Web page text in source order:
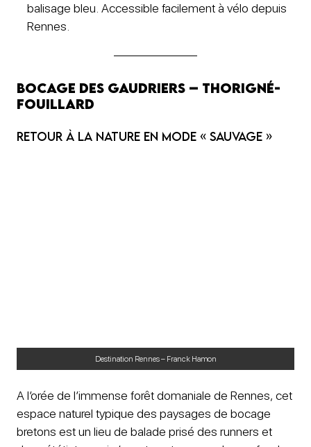
balisage bleu. Accessible facilement à vélo depuis
Rennes.
Bocage des Gaudriers – Thorigné-
Fouillard
Retour à la nature en mode « sauvage »
Destination Rennes – Franck Hamon
A l’orée de l’immense forêt domaniale de Rennes, cet
espace naturel typique des paysages de bocage
bretons est un lieu de balade prisé des runners et